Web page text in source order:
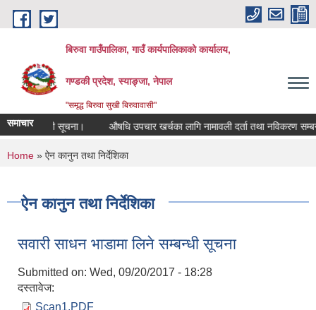
Skip to main content
बिरुवा गाउँपालिका, गाउँ कार्यपालिकाको कार्यालय,
गण्डकी प्रदेश, स्याङ्जा, नेपाल
"समृद्ध बिरुवा सुखी बिरुवावासी"
समाचार
सूचना। औषधि उपचार खर्चका लागि नामावली दर्ता तथा नविकरण सम्बन्धी सूचना।
You are here
Home » ऐन कानुन तथा निर्देशिका
ऐन कानुन तथा निर्देशिका
सवारी साधन भाडामा लिने सम्बन्धी सूचना
Submitted on: Wed, 09/20/2017 - 18:28
दस्तावेज:
Scan1.PDF